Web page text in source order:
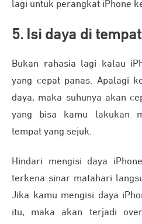
lagi untuk perangkat iPhone
5. Isi daya di
Bukan rahasia lagi kalau
yang cepat panas. Apalagi
daya, maka suhunya akan
yang bisa kamu lakukan
tempat yang sejuk.
Hindari mengisi daya
terkena sinar matahari
Jika kamu mengisi daya
itu, maka akan terjadi